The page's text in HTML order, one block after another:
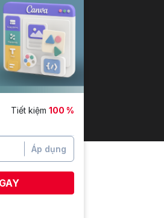
Tiết kiệm 100 %
Áp dụng